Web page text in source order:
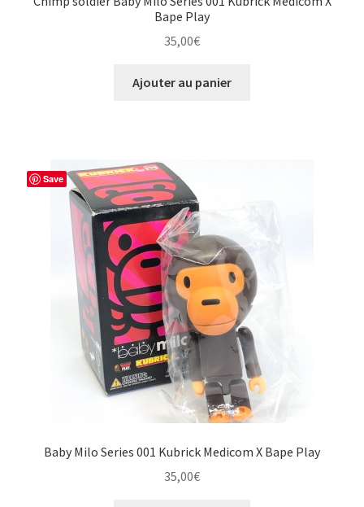
Bape Play
35,00€
Ajouter au panier
Save
Baby Milo Series 001 Kubrick Medicom X Bape Play
35,00€